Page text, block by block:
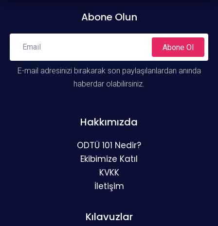
Abone Olun
Abone Ol
E-mail adresinizi bırakarak son paylaşılanlardan anında
haberdar olabilirsiniz.
Hakkımızda
ODTÜ 101 Nedir?
Ekibimize Katıl
KVKK
İletişim
Kılavuzlar